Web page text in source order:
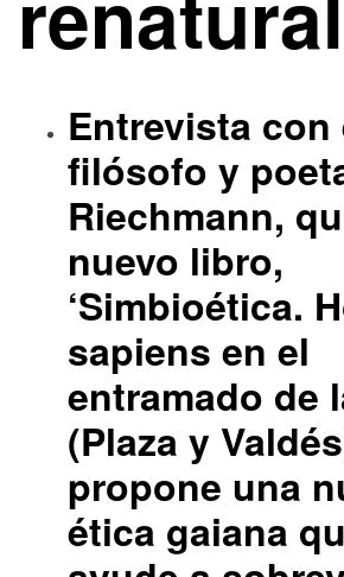
Entrevista con
filósofo y
Riechmann,
nuevo libro,
‘Simbioética.
sapiens en el
entramado de
(Plaza y
propone una
ética gaiana